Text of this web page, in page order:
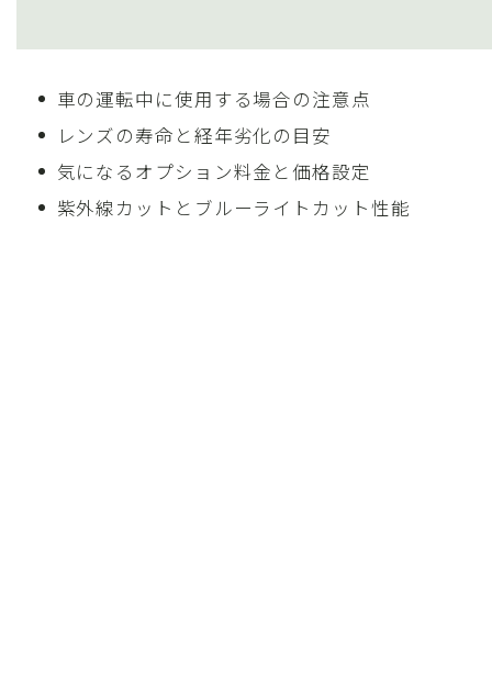
車の運転中に使用する場合の注意点
レンズの寿命と経年劣化の目安
気になるオプション料金と価格設定
紫外線カットとブルーライトカット性能